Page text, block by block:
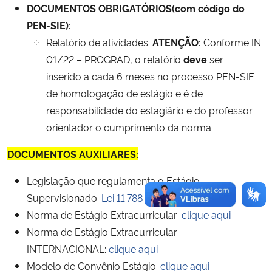
DOCUMENTOS OBRIGATÓRIOS(com código do
PEN-SIE):
Relatório de atividades. ATENÇÃO: Conforme IN
01/22 – PROGRAD, o relatório deveser
inserido a cada 6 meses no processo PEN-SIE
de homologação de estágio e é de
responsabilidade do estagiário e do professor
orientador o cumprimento da norma.
DOCUMENTOS AUXILIARES:
Legislação que regulamenta o Estágio
Supervisionado: Lei 11.788 de 25/09/2008
Norma de Estágio Extracurricular: clique aqui
Norma de Estágio Extracurricular
INTERNACIONAL: clique aqui
Modelo de Convênio Estágio: clique aqui